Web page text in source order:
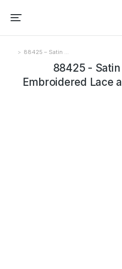
You are here:
88425 – Satin …
88425 -
Embroidered Lace